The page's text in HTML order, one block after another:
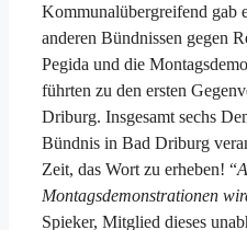
Kommunalübergreifend gab
anderen Bündnissen gegen
Pegida und die
führten zu den ersten
Driburg. Insgesamt sechs
Bündnis in Bad Driburg
Zeit, das Wort zu erheben! “
Montagsdemonstrationen
Spieker, Mitglied dieses